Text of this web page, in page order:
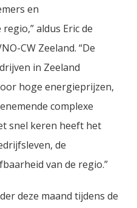
en
aldus Eric de
CW Zeeland. “De
in Zeeland
hoge energieprijzen,
complexe
snel keren heeft het
de
van de regio.”
deze maand tijdens de